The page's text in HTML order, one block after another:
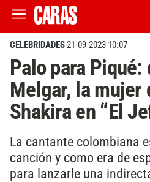
CELEBRIDADES21-09-2023 10:07
Palo para
Melgar, la mujer
Shakira en “El
La cantante colombiana
canción y como era de
para lanzarle una